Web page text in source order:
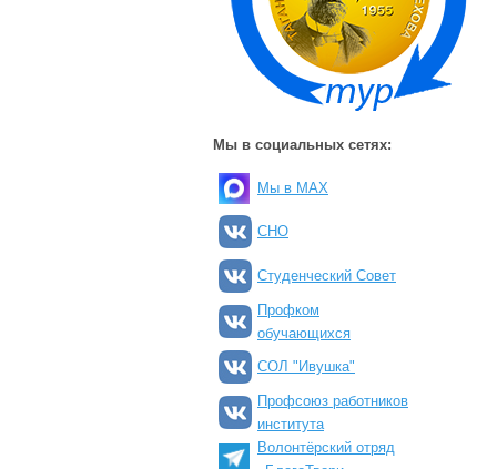
Мы в социальных сетях:
Мы в MAX
СНО
Студенческий Совет
Профком
обучающихся
СОЛ "Ивушка"
Профсоюз работников
института
Волонтёрский отряд